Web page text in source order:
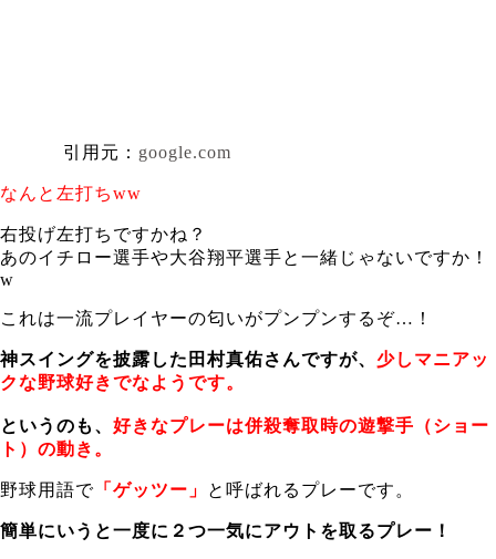
引用元： google.com
なんと左打ちww
右投げ左打ちですかね？
あのイチロー選手や大谷翔平選手と一緒じゃないですか！
w
これは一流プレイヤーの匂いがプンプンするぞ…！
神スイングを披露した田村真佑さんですが、 少しマニアッ
クな野球好きでなようです。
というのも、 好きなプレーは併殺奪取時の遊撃手（ショー
ト）の動き。
野球用語で 「ゲッツー」 と呼ばれるプレーです。
簡単にいうと一度に２つ一気にアウトを取るプレー！